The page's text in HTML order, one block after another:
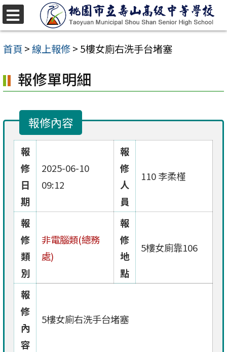
跳
至
主
內
容
首頁 >線上報修> 5樓女廁右洗手台堵塞
報修單明細
報修內容
報
修
日
期
2025-06-10
09:12
報
修
人
員
110 李柔槿
報
修
類
別
非電腦類(總務
處)
報
修
地
點
5樓女廁靠106
報
修
內
容
5樓女廁右洗手台堵塞
選
單